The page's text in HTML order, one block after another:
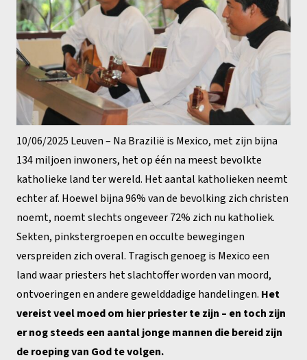
10/06/2025 Leuven – Na Brazilië is Mexico, met zijn bijna
134 miljoen inwoners, het op één na meest bevolkte
katholieke land ter wereld. Het aantal katholieken neemt
echter af. Hoewel bijna 96% van de bevolking zich christen
noemt, noemt slechts ongeveer 72% zich nu katholiek.
Sekten, pinkstergroepen en occulte bewegingen
verspreiden zich overal. Tragisch genoeg is Mexico een
land waar priesters het slachtoffer worden van moord,
ontvoeringen en andere gewelddadige handelingen. Het
vereist veel moed om hier priester te zijn – en toch zijn
er nog steeds een aantal jonge mannen die bereid zijn
de roeping van God te volgen.